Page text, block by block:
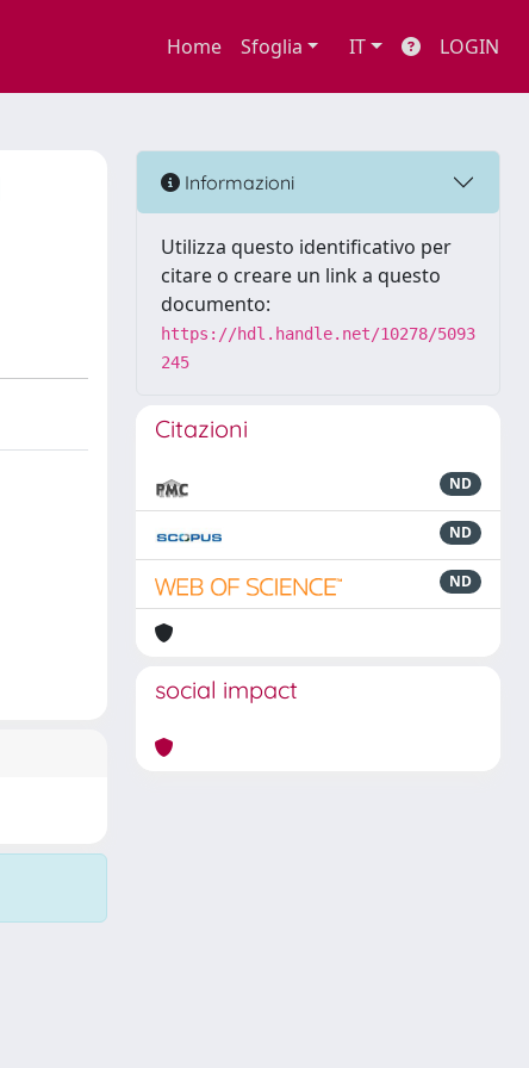
Home Sfoglia IT LOGIN
Informazioni
Utilizza questo identificativo per
citare o creare un link a questo
documento:
https://hdl.handle.net/10278/5093
245
Citazioni
ND
ND
ND
social impact